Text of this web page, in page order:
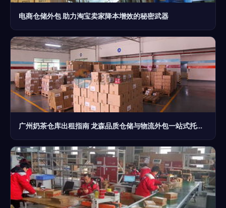
电商仓储外包 助力淘宝卖家降本增效的秘密武器
广州奶茶仓库出租指南 龙森品质仓储与物流外包一站式托管方案